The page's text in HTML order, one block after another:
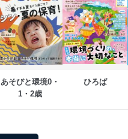
あそびと環境0・
1・2歳
ひろば